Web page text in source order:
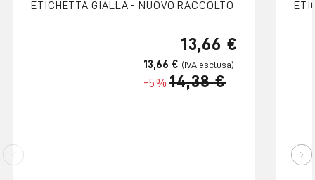
ETICHETTA GIALLA - NUOVO RACCOLTO
-5% 14,38 €
13,66 €
13,66 €